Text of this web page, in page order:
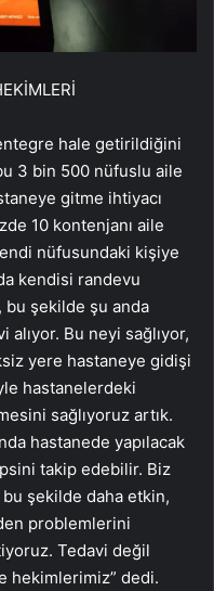
hale getirildiğini
3 bin 500 nüfuslu aile
gitme ihtiyacı
10 kontenjanı aile
nüfusundaki kişiye
kendisi randevu
bu şekilde şu anda
alıyor. Bu neyi sağlıyor,
yere hastaneye gidişi
hastanelerdeki
sağlıyoruz artık.
hastanede yapılacak
takip edebilir. Biz
bu şekilde daha etkin,
problemlerini
Tedavi değil
hekimlerimiz” dedi.